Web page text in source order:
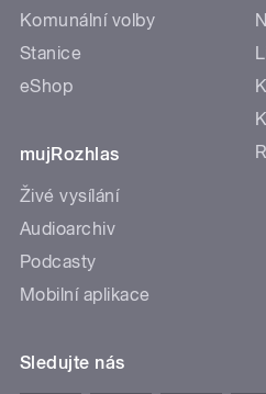
Komunální volby
Stanice
eShop
mujRozhlas
Živé vysílání
Audioarchiv
Podcasty
Mobilní aplikace
Sledujte nás